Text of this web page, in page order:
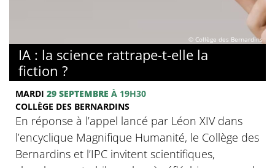
© Collège des Bernardins
IA : la science rattrape-t-elle la
fiction ?
MARDI 29 SEPTEMBRE À 19H30
COLLÈGE DES BERNARDINS
En réponse à l’appel lancé par Léon XIV dans
l’encyclique Magnifique Humanité, le Collège des
Bernardins et l’IPC invitent scientifiques,